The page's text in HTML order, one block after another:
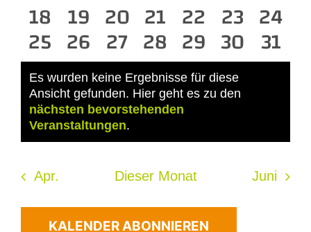
Veranstaltungen
Veranstaltungen
Veranstaltungen
Veranstaltungen
0
Veranstaltungen
18 0
Veranstaltungen
19 0
Veranstaltungen
20 0
Veranstaltungen
21 0
22 0
23 0
24
0
Veranstaltungen
25 0
Veranstaltungen
26 0
Veranstaltungen
27 0
Veranstaltungen
28 0
29 0
30 0
31
Hinweis
Es wurden keine Ergebnisse für diese
Ansicht gefunden. Hier geht es zu den
nächsten bevorstehenden
Veranstaltungen.
Apr. Dieser Monat Juni
KALENDER ABONNIEREN